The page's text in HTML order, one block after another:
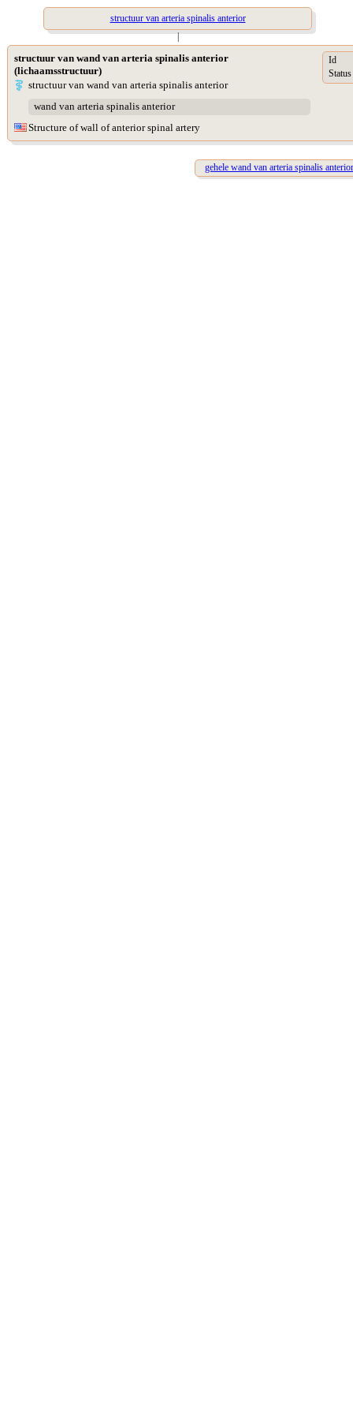
structuur van arteria spinalis anterior
|
structuur van wand van arteria spinalis anterior
(lichaamsstructuur)
structuur van wand van arteria spinalis anterior
wand van arteria spinalis anterior
Structure of wall of anterior spinal artery
Id
Status
gehele wand van arteria spinalis anterior